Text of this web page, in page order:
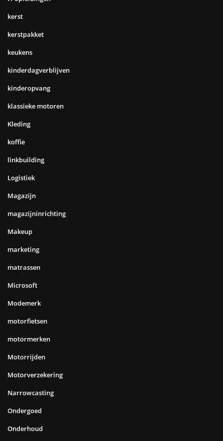
kerst
kerstpakket
keukens
kinderdagverblijven
kinderopvang
klassieke motoren
Kleding
koffie
linkbuilding
Logistiek
Magazijn
magazijninrichting
Makeup
marketing
matrassen
Microsoft
Modemerk
motorfietsen
motormerken
Motorrijden
Motorverzekering
Narrowcasting
Ondergoed
Onderhoud